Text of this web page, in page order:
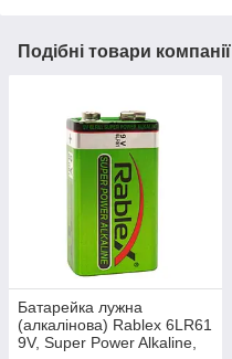
Подібні товари компанії
Батарейка лужна
(алкалінова) Rablex 6LR61
9V, Super Power Alkaline,